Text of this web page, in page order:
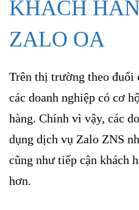
KHÁCH
ZALO OA
Trên thị trường theo đuổi
các doanh nghiệp có cơ
hàng. Chính vì vậy, các
dụng dịch vụ Zalo ZNS
cũng như tiếp cận khách
hơn.